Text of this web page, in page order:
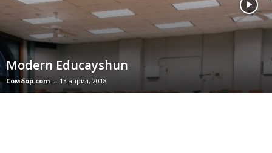
Modern Educayshun
Сомбор.com - 13 април, 2018